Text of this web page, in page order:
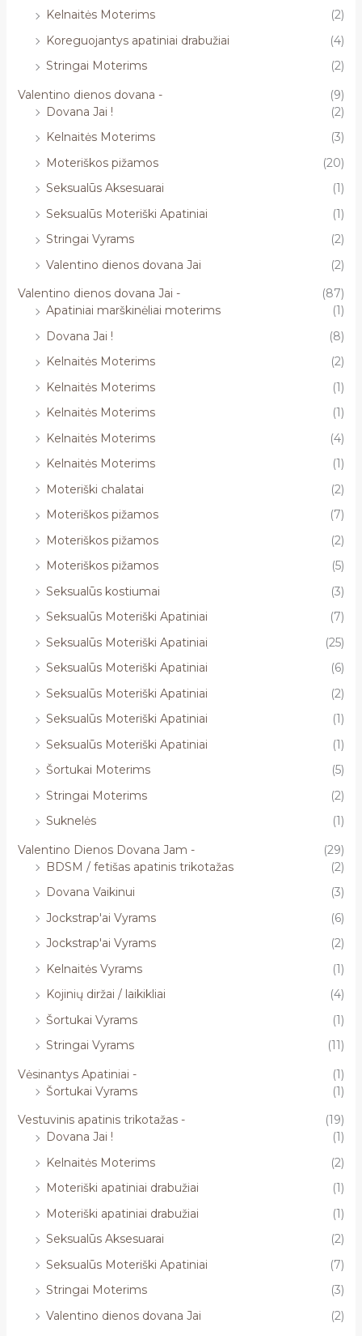
Kelnaitės Moterims
(2)
Koreguojantys apatiniai drabužiai
(4)
Stringai Moterims
(2)
Valentino dienos dovana -
(9)
Dovana Jai !
(2)
Kelnaitės Moterims
(3)
Moteriškos pižamos
(20)
Seksualūs Aksesuarai
(1)
Seksualūs Moteriški Apatiniai
(1)
Stringai Vyrams
(2)
Valentino dienos dovana Jai
(2)
Valentino dienos dovana Jai -
(87)
Apatiniai marškinėliai moterims
(1)
Dovana Jai !
(8)
Kelnaitės Moterims
(2)
Kelnaitės Moterims
(1)
Kelnaitės Moterims
(1)
Kelnaitės Moterims
(4)
Kelnaitės Moterims
(1)
Moteriški chalatai
(2)
Moteriškos pižamos
(7)
Moteriškos pižamos
(2)
Moteriškos pižamos
(5)
Seksualūs kostiumai
(3)
Seksualūs Moteriški Apatiniai
(7)
Seksualūs Moteriški Apatiniai
(25)
Seksualūs Moteriški Apatiniai
(6)
Seksualūs Moteriški Apatiniai
(2)
Seksualūs Moteriški Apatiniai
(1)
Seksualūs Moteriški Apatiniai
(1)
Šortukai Moterims
(5)
Stringai Moterims
(2)
Suknelės
(1)
Valentino Dienos Dovana Jam -
(29)
BDSM / fetišas apatinis trikotažas
(2)
Dovana Vaikinui
(3)
Jockstrap'ai Vyrams
(6)
Jockstrap'ai Vyrams
(2)
Kelnaitės Vyrams
(1)
Kojinių diržai / laikikliai
(4)
Šortukai Vyrams
(1)
Stringai Vyrams
(11)
Vėsinantys Apatiniai -
(1)
Šortukai Vyrams
(1)
Vestuvinis apatinis trikotažas -
(19)
Dovana Jai !
(1)
Kelnaitės Moterims
(2)
Moteriški apatiniai drabužiai
(1)
Moteriški apatiniai drabužiai
(1)
Seksualūs Aksesuarai
(2)
Seksualūs Moteriški Apatiniai
(7)
Stringai Moterims
(3)
Valentino dienos dovana Jai
(2)